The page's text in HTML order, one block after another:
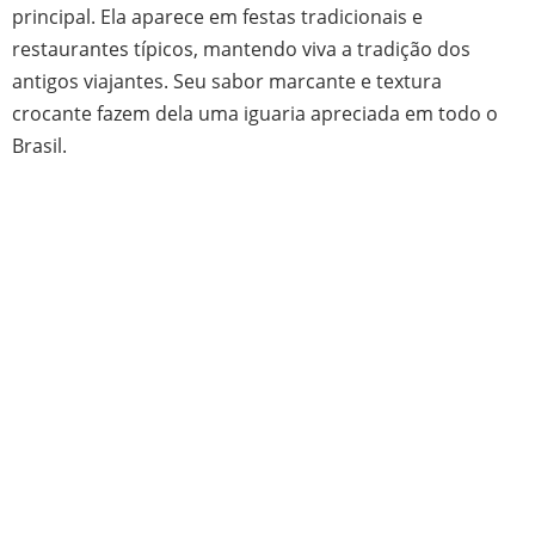
principal. Ela aparece em festas tradicionais e
restaurantes típicos, mantendo viva a tradição dos
antigos viajantes. Seu sabor marcante e textura
crocante fazem dela uma iguaria apreciada em todo o
Brasil.